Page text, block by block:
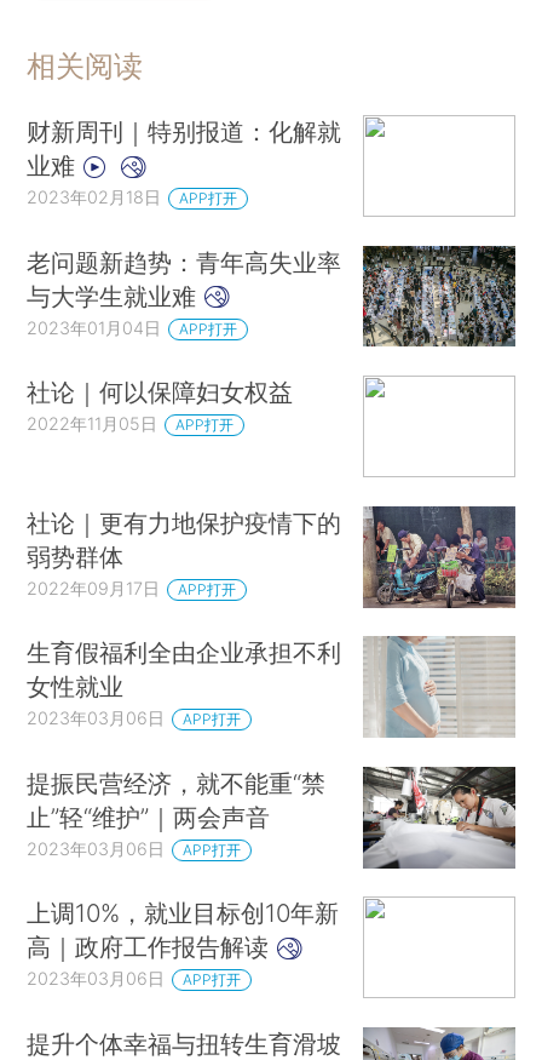
相关阅读
财新周刊｜特别报道：化解就
业难
2023年02月18日 APP打开
老问题新趋势：青年高失业率
与大学生就业难
2023年01月04日 APP打开
社论｜何以保障妇女权益
2022年11月05日 APP打开
社论｜更有力地保护疫情下的
弱势群体
2022年09月17日 APP打开
生育假福利全由企业承担不利
女性就业
2023年03月06日 APP打开
提振民营经济，就不能重“禁
止”轻“维护”｜两会声音
2023年03月06日 APP打开
上调10%，就业目标创10年新
高｜政府工作报告解读
2023年03月06日 APP打开
提升个体幸福与扭转生育滑坡